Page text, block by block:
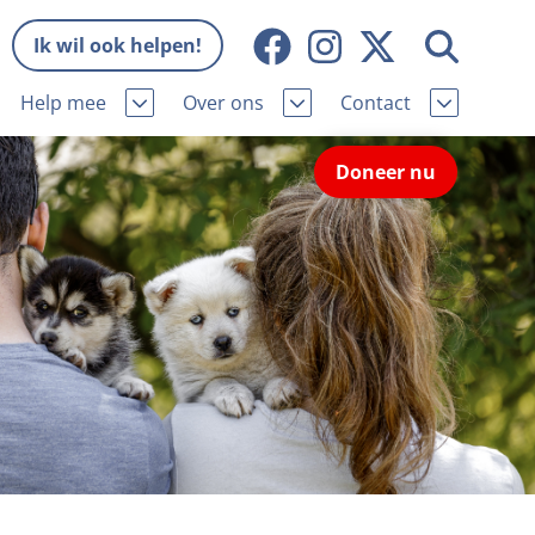
Ik wil ook helpen!
Help mee Over ons
Missie en visie
Wat wij doen
Onze organisatie
Samenwerking
Bekende vrienden
Jaarverslag
Vacatures
Contact
Contactgegevens
Pers
Nieuws
Veelgestelde vragen
Melding hondenleed
Nieuwsbrief
Incassodata
Doneer nu